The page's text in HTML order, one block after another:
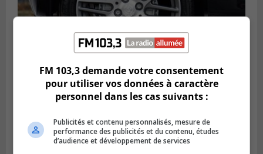
LONGUEUIL
Publié le 6 août 2026 à 11h58
Des jeunes ciblent la Montérégie pour
le Défi écrou de roue
FM 103,3 demande votre consentement
pour utiliser vos données à caractère
personnel dans les cas suivants :
Publicités et contenu personnalisés, mesure de
performance des publicités et du contenu, études
d’audience et développement de services